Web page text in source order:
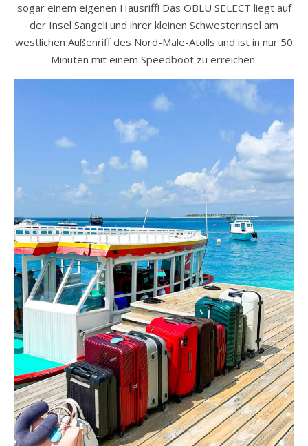
sogar einem eigenen Hausriff! Das OBLU SELECT liegt auf
der Insel Sangeli und ihrer kleinen Schwesterinsel am
westlichen Außenriff des Nord-Male-Atolls und ist in nur 50
Minuten mit einem Speedboot zu erreichen.